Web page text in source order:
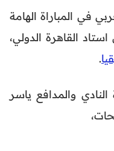
في المباراة الهامة
القاهرة الدولي،
.
والمدافع ياسر